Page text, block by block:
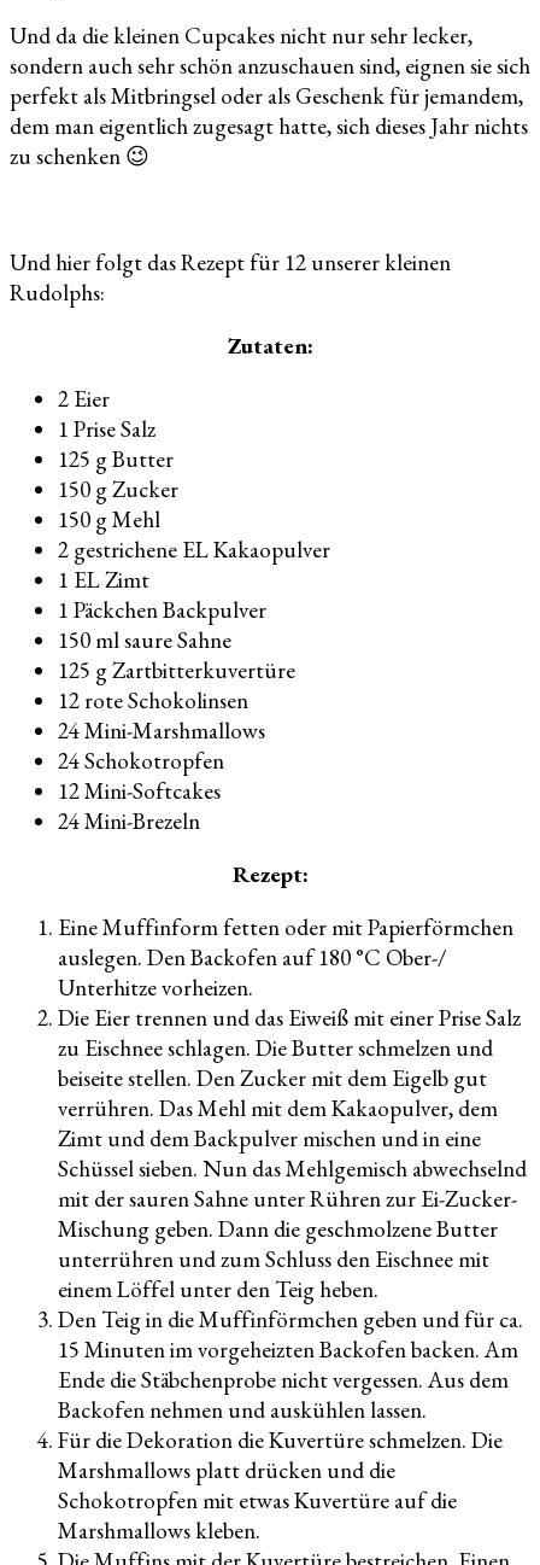
Und da die kleinen Cupcakes nicht nur sehr lecker,
sondern auch sehr schön anzuschauen sind, eignen sie sich
perfekt als Mitbringsel oder als Geschenk für jemandem,
dem man eigentlich zugesagt hatte, sich dieses Jahr nichts
zu schenken 😉
Und hier folgt das Rezept für 12 unserer kleinen
Rudolphs:
Zutaten:
2 Eier
1 Prise Salz
125 g Butter
150 g Zucker
150 g Mehl
2 gestrichene EL Kakaopulver
1 EL Zimt
1 Päckchen Backpulver
150 ml saure Sahne
125 g Zartbitterkuvertüre
12 rote Schokolinsen
24 Mini-Marshmallows
24 Schokotropfen
12 Mini-Softcakes
24 Mini-Brezeln
Rezept:
Eine Muffinform fetten oder mit Papierförmchen
auslegen. Den Backofen auf 180 °C Ober-/
Unterhitze vorheizen.
Die Eier trennen und das Eiweiß mit einer Prise Salz
zu Eischnee schlagen. Die Butter schmelzen und
beiseite stellen. Den Zucker mit dem Eigelb gut
verrühren. Das Mehl mit dem Kakaopulver, dem
Zimt und dem Backpulver mischen und in eine
Schüssel sieben. Nun das Mehlgemisch abwechselnd
mit der sauren Sahne unter Rühren zur Ei-Zucker-
Mischung geben. Dann die geschmolzene Butter
unterrühren und zum Schluss den Eischnee mit
einem Löffel unter den Teig heben.
Den Teig in die Muffinförmchen geben und für ca.
15 Minuten im vorgeheizten Backofen backen. Am
Ende die Stäbchenprobe nicht vergessen. Aus dem
Backofen nehmen und auskühlen lassen.
Für die Dekoration die Kuvertüre schmelzen. Die
Marshmallows platt drücken und die
Schokotropfen mit etwas Kuvertüre auf die
Marshmallows kleben.